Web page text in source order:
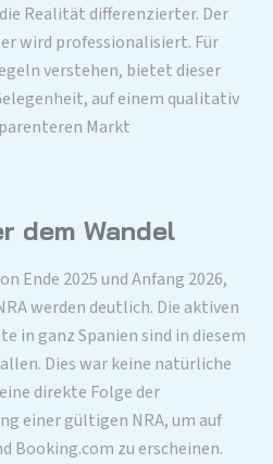
Realität differenzierter. Der
wird professionalisiert. Für
verstehen, bietet dieser
auf einem qualitativ
Markt
dem Wandel
Ende 2025 und Anfang 2026,
werden deutlich. Die aktiven
in ganz Spanien sind in diesem
Dies war keine natürliche
direkte Folge der
einer gültigen NRA, um auf
Booking.com zu erscheinen.